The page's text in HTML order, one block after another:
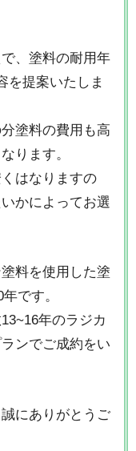
、塗料の耐用年
を提案いたしま
塗料の費用も高
ります。
はなりますの
かによってお選
料を使用した塗
です。
年のラジカ
ンでご成約をい
にありがとうご